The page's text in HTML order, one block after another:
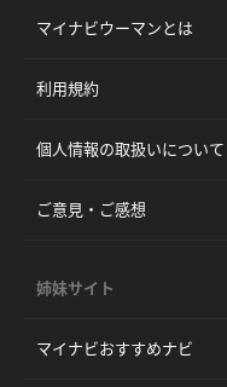
マイナビウーマンとは
利用規約
個人情報の取扱いについて
ご意見・ご感想
姉妹サイト
マイナビおすすめナビ